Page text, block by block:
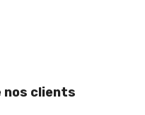
nos clients